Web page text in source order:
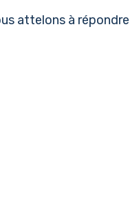
attelons à répondre